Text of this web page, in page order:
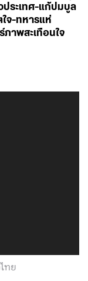
ระเทศ-แก้ปมบูล
ใจ-ทหารแห่
าพสะเทือนใจ
ทย